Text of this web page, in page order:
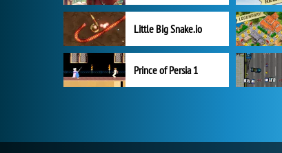
Little Big Snake.io
Prince of Persia 1